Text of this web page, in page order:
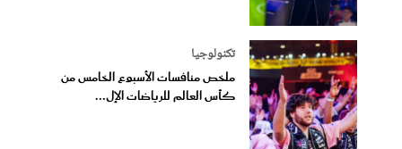
تكنولوجيا
ملخص منافسات الأسبوع الخامس من
كأس العالم للرياضات الإل...